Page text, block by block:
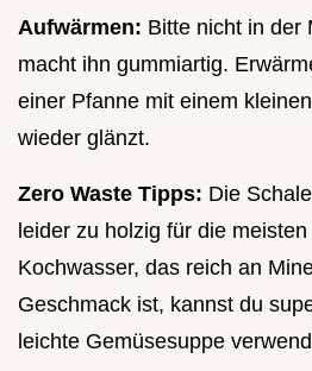
Aufwärmen: Bitte nicht in der
macht ihn gummiartig.
einer Pfanne mit einem
wieder glänzt.
Zero Waste Tipps: Die
leider zu holzig für die
Kochwasser, das reich an
Geschmack ist, kannst du
leichte Gemüsesuppe